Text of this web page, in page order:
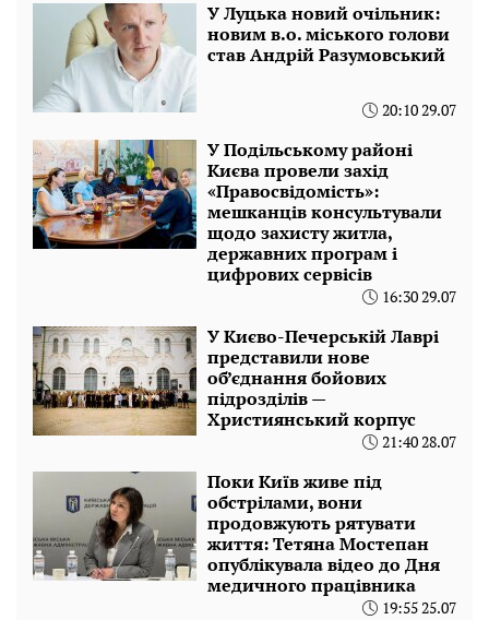
У Луцька новий очільник:
новим в.о. міського голови
став Андрій Разумовський
20:10 29.07
У Подільському районі
Києва провели захід
«Правосвідомість»:
мешканців консультували
щодо захисту житла,
державних програм і
цифрових сервісів
16:30 29.07
У Києво-Печерській Лаврі
представили нове
об’єднання бойових
підрозділів —
Християнський корпус
21:40 28.07
Поки Київ живе під
обстрілами, вони
продовжують рятувати
життя: Тетяна Мостепан
опублікувала відео до Дня
медичного працівника
19:55 25.07